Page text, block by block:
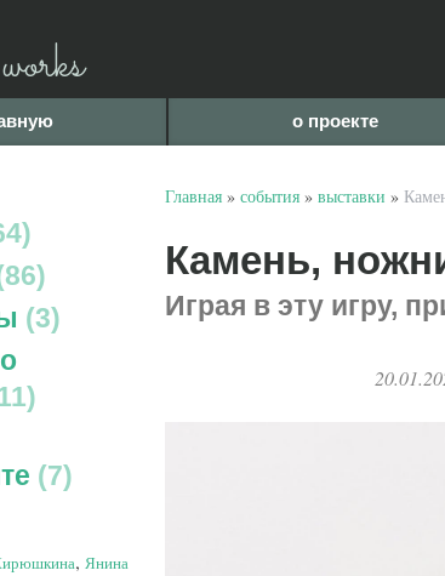
works
о проекте
86
3
7
, Янина
Главная » события » выставки »
Камень,
Играя в эту игру,